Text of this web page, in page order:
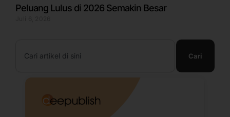
Peluang Lulus di 2026 Semakin Besar
Cari